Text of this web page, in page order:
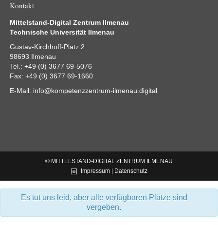
Kontakt
Mittelstand-Digital Zentrum Ilmenau
Technische Universität Ilmenau
Gustav-Kirchhoff-Platz 2
98693 Ilmenau
Tel.: +49 (0) 3677 69-5076
Fax: +49 (0) 3677 69-1660
E-Mail: info@kompetenzzentrum-ilmenau.digital
© MITTELSTAND-DIGITAL ZENTRUM ILMENAU
Impressum | Datenschutz
Es tut uns leid, aber alle verfügbaren Plätze sind
vergeben.